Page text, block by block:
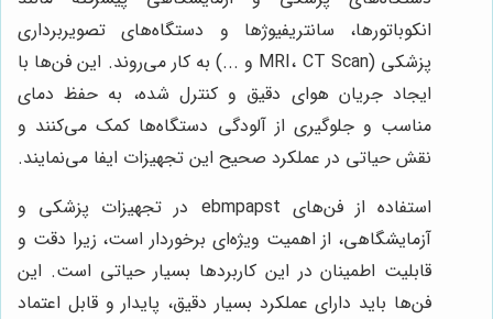
انکوباتورها، سانتریفیوژها و دستگاه‌های تصویربرداری
پزشکی (MRI، CT Scan و ...) به کار می‌روند. این فن‌ها با
ایجاد جریان هوای دقیق و کنترل شده، به حفظ دمای
مناسب و جلوگیری از آلودگی دستگاه‌ها کمک می‌کنند و
نقش حیاتی در عملکرد صحیح این تجهیزات ایفا می‌نمایند.
استفاده از فن‌های ebmpapst در تجهیزات پزشکی و
آزمایشگاهی، از اهمیت ویژه‌ای برخوردار است، زیرا دقت و
قابلیت اطمینان در این کاربردها بسیار حیاتی است. این
فن‌ها باید دارای عملکرد بسیار دقیق، پایدار و قابل اعتماد